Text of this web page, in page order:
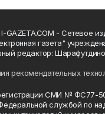
GAZETA.COM - Сетевое
газета"
редактор:
рекомендательных
СМИ № ФС77-
службой по